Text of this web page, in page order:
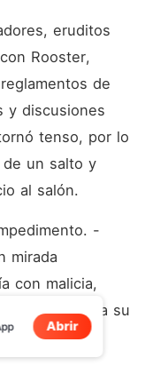
eruditos
Rooster,
de
y discusiones
tenso, por lo
un salto y
al salón.
-
mirada
con malicia,
se pondría a su
Abrir